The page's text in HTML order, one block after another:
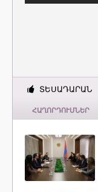
ՏԵՍԱԴԱՐԱՆ
ՀԱՂՈՐԴՈՒՄՆԵՐ